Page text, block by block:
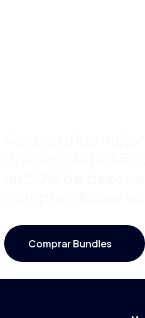
Comprar Bundles